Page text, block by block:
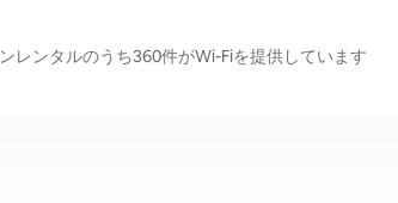
レンタルのうち360件がWi-Fiを提供しています